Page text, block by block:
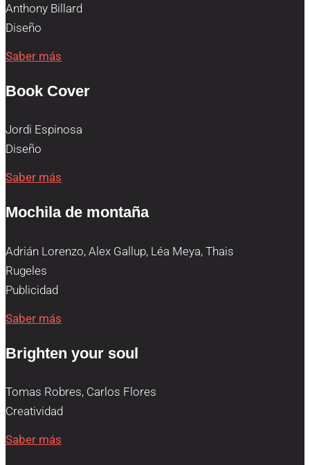
Anthony Billard
Diseño
Saber más
Book Cover
Jordi Espinosa
Diseño
Saber más
Mochila de montaña
Adrián Lorenzo, Alex Gallup, Léa Meya, Thais
Rugeles
Publicidad
Saber más
Brighten your soul
Tomas Robres, Carlos Flores
Creatividad
Saber más